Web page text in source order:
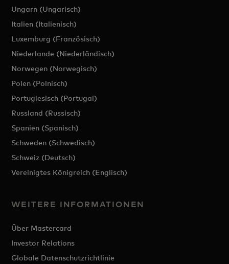
Ungarn (Ungarisch)
Italien (Italienisch)
Luxemburg (Französisch)
Niederlande (Niederländisch)
Norwegen (Norwegisch)
Polen (Polnisch)
Portugiesisch (Portugal)
Russland (Russisch)
Spanien (Spanisch)
Schweden (Schwedisch)
Schweiz (Deutsch)
Vereinigtes Königreich (Englisch)
WEITERE INFORMATIONEN
Über Mastercard
Investor Relations
Globale Datenschutzrichtlinie